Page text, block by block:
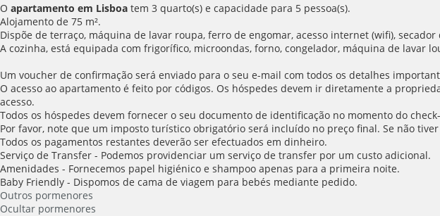
O apartamento em Lisboa tem 3 quarto(s) e capacidade para 5 pessoa(s).
Alojamento de 75 m².
Dispõe de terraço, máquina de lavar roupa, ferro de engomar, acesso internet (wifi), secador
A cozinha, está equipada com frigorífico, microondas, forno, congelador, máquina de lavar
Um voucher de confirmação será enviado para o seu e-mail com todos os detalhes
O acesso ao apartamento é feito por códigos. Os hóspedes devem ir diretamente a
acesso.
Todos os hóspedes devem fornecer o seu documento de identificação no momento do
Por favor, note que um imposto turístico obrigatório será incluído no preço final. Se não
Todos os pagamentos restantes deverão ser efectuados em dinheiro.
Serviço de Transfer - Podemos providenciar um serviço de transfer por um custo adicional.
Amenidades - Fornecemos papel higiénico e shampoo apenas para a primeira noite.
Baby Friendly - Dispomos de cama de viagem para bebés mediante pedido.
Outros pormenores
Ocultar pormenores